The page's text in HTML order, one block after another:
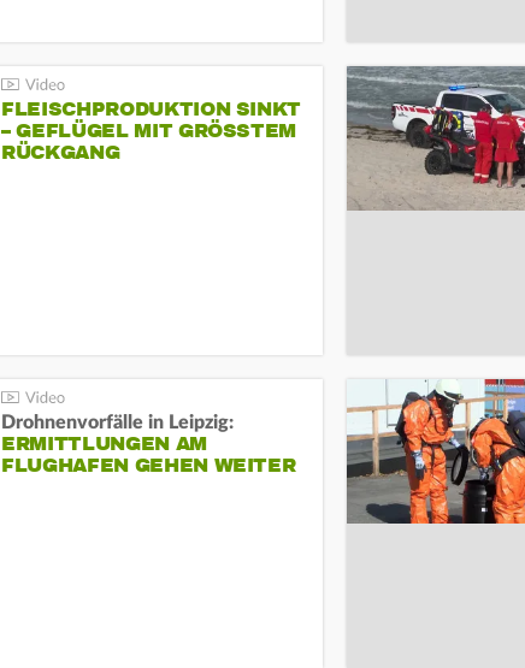
FLEISCHPRODUKTION SINKT
– GEFLÜGEL MIT GRÖSSTEM R
ÜCKGANG
Drohnenvorfälle in Leipzig:
ERMITTLUNGEN AM
FLUGHAFEN GEHEN WEITER